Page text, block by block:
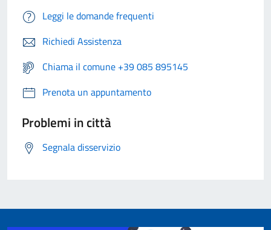
Leggi le domande frequenti
Richiedi Assistenza
Chiama il comune +39 085 895145
Prenota un appuntamento
Problemi in città
Segnala disservizio